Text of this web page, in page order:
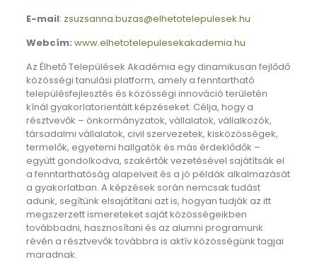
E-mail: zsuzsanna.buzas@elhetotelepulesek.hu
Webcím: www.elhetotelepulesekakademia.hu
Az Élhető Települések Akadémia egy dinamikusan fejlődő
közösségi tanulási platform, amely a fenntartható
településfejlesztés és közösségi innováció területén
kínál gyakorlatorientált képzéseket. Célja, hogy a
résztvevők – önkormányzatok, vállalatok, vállalkozók,
társadalmi vállalatok, civil szervezetek, kisközösségek,
termelők, egyetemi hallgatók és más érdeklődők –
együtt gondolkodva, szakértők vezetésével sajátítsák el
a fenntarthatóság alapelveit és a jó példák alkalmazását
a gyakorlatban. A képzések során nemcsak tudást
adunk, segítünk elsajátítani azt is, hogyan tudják az itt
megszerzett ismereteket saját közösségeikben
továbbadni, hasznosítani és az alumni programunk
révén a résztvevők továbbra is aktív közösségünk tagjai
maradnak.